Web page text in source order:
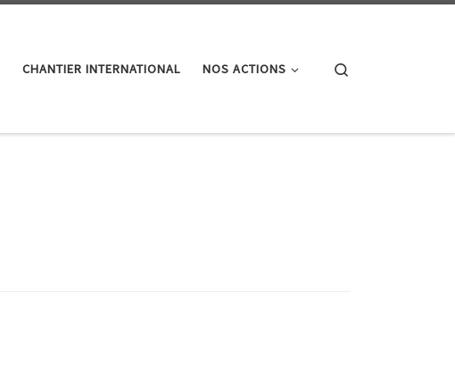
CHANTIER INTERNATIONAL NOS ACTIONS